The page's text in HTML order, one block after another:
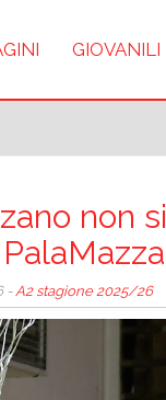
-A2 stagione 2025/26